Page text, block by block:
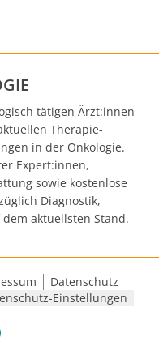
tätigen Ärzt:innen
Therapie-
in der Onkologie.
Expert:innen,
sowie kostenlose
Diagnostik,
aktuellsten Stand.
Datenschutz
Einstellungen